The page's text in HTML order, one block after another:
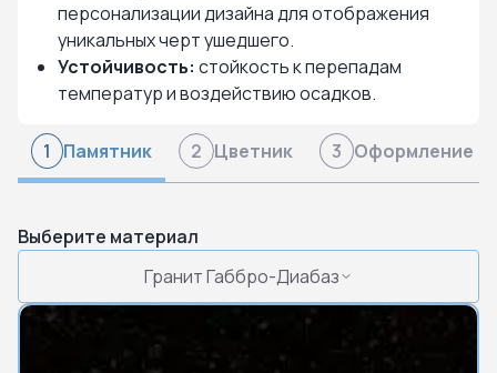
персонализации дизайна для отображения
уникальных черт ушедшего.
Устойчивость: стойкость к перепадам
температур и воздействию осадков.
1 Памятник 2 Цветник 3 Оформление
Выберите материал
Гранит Габбро-Диабаз